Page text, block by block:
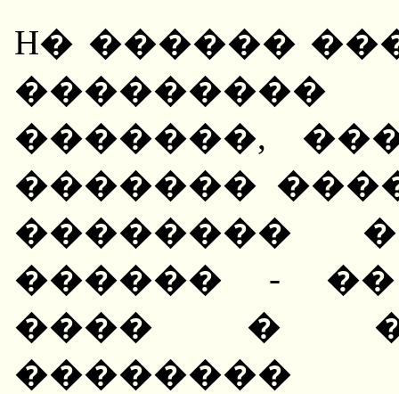
H� ������
�������,
�������
��������
������ - ��
���� �
��������